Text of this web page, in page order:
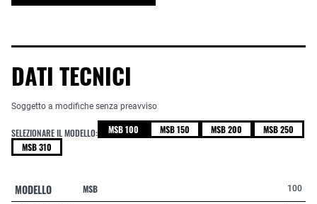
DATI TECNICI
Soggetto a modifiche senza preavviso
SELEZIONARE IL MODELLO: MSB 100 MSB 150 MSB 200
MSB 250
MSB 310
MODELLO MSB 100